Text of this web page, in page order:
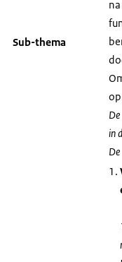
Sub-thema
in